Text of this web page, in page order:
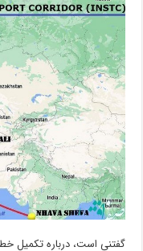
گفتنی است، درباره تکمیل